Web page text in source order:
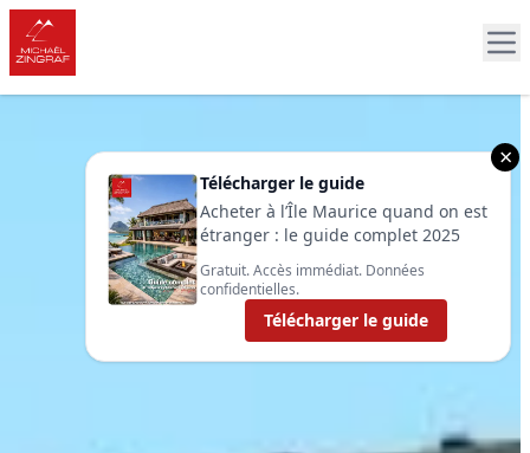
×
Télécharger le guide
Acheter à l’Île Maurice quand on est
étranger : le guide complet 2025
Gratuit. Accès immédiat. Données
confidentielles.
Télécharger le guide